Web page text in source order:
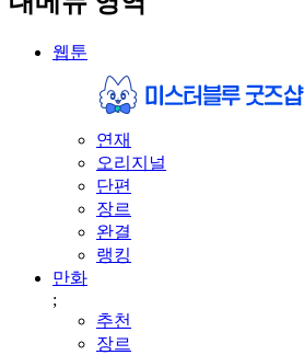
웹툰
연재
오리지널
단편
장르
완결
랭킹
만화
;
추천
장르